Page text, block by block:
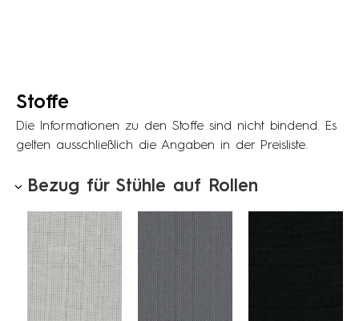
Stoffe
Die Informationen zu den Stoffe sind nicht bindend. Es
gelten ausschließlich die Angaben in der Preisliste.
Bezug für Stühle auf Rollen